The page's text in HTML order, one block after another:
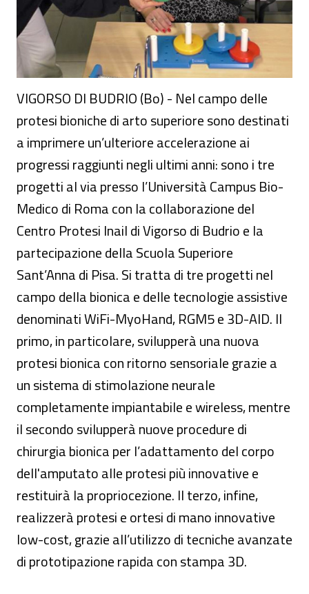
VIGORSO DI BUDRIO (Bo) - Nel campo delle
protesi bioniche di arto superiore sono destinati
a imprimere un’ulteriore accelerazione ai
progressi raggiunti negli ultimi anni: sono i tre
progetti al via presso l’Università Campus Bio-
Medico di Roma con la collaborazione del
Centro Protesi Inail di Vigorso di Budrio e la
partecipazione della Scuola Superiore
Sant’Anna di Pisa. Si tratta di tre progetti nel
campo della bionica e delle tecnologie assistive
denominati WiFi-MyoHand, RGM5 e 3D-AID. Il
primo, in particolare, svilupperà una nuova
protesi bionica con ritorno sensoriale grazie a
un sistema di stimolazione neurale
completamente impiantabile e wireless, mentre
il secondo svilupperà nuove procedure di
chirurgia bionica per l’adattamento del corpo
dell'amputato alle protesi più innovative e
restituirà la propriocezione. Il terzo, infine,
realizzerà protesi e ortesi di mano innovative
low-cost, grazie all’utilizzo di tecniche avanzate
di prototipazione rapida con stampa 3D.